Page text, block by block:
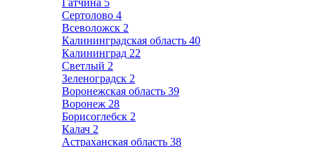
Гатчина 5
Сертолово 4
Всеволожск 2
Калининградская область 40
Калининград 22
Светлый 2
Зеленоградск 2
Воронежская область 39
Воронеж 28
Борисоглебск 2
Калач 2
Астраханская область 38